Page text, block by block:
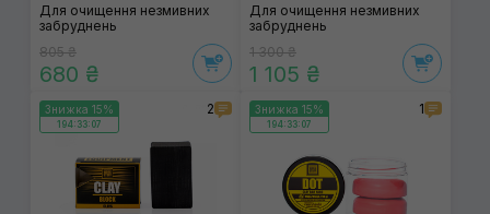
Для очищення незмивних
забруднень
805 ₴
680 ₴
Для очищення незмивних
забруднень
1 300 ₴
1 105 ₴
Знижка 15%
194:33:07
2 Знижка 15%
194:33:07
1